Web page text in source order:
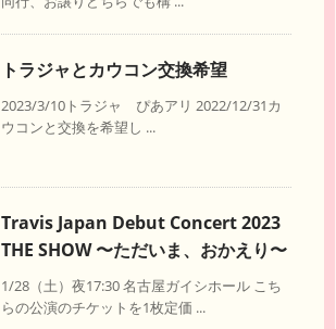
トラジャとカウコン交換希望
2023/3/10トラジャ ぴあアリ 2022/12/31カ
ウコンと交換を希望し ...
Travis Japan Debut Concert 2023
THE SHOW 〜ただいま、おかえり〜
1/28（土）夜17:30 名古屋ガイシホール こち
らの公演のチケットを1枚定価 ...